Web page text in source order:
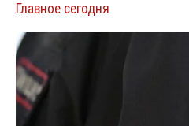
Главное сегодня